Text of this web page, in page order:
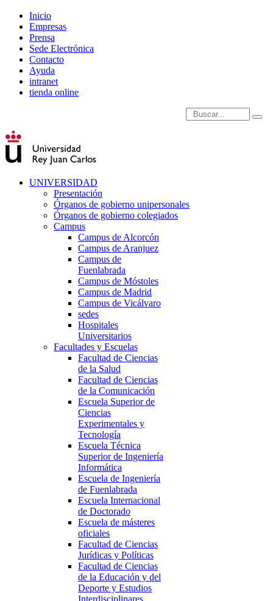
Inicio
Empresas
Prensa
Sede Electrónica
Contacto
Ayuda
intranet
tienda online
Introduce términos de
UNIVERSIDAD
Presentación
Órganos de gobierno unipersonales
Órganos de gobierno colegiados
Campus
Campus de Alcorcón
Campus de Aranjuez
Campus de
Fuenlabrada
Campus de Móstoles
Campus de Madrid
Campus de Vicálvaro
sedes
Hospitales
Universitarios
Facultades y Escuelas
Facultad de Ciencias
de la Salud
Facultad de Ciencias
de la Comunicación
Escuela Superior de
Ciencias
Experimentales y
Tecnología
Escuela Técnica
Superior de Ingeniería
Informática
Escuela de Ingeniería
de Fuenlabrada
Escuela Internacional
de Doctorado
Escuela de másteres
oficiales
Facultad de Ciencias
Jurídicas y Políticas
Facultad de Ciencias
de la Educación y del
Deporte y Estudios
Interdisciplinares